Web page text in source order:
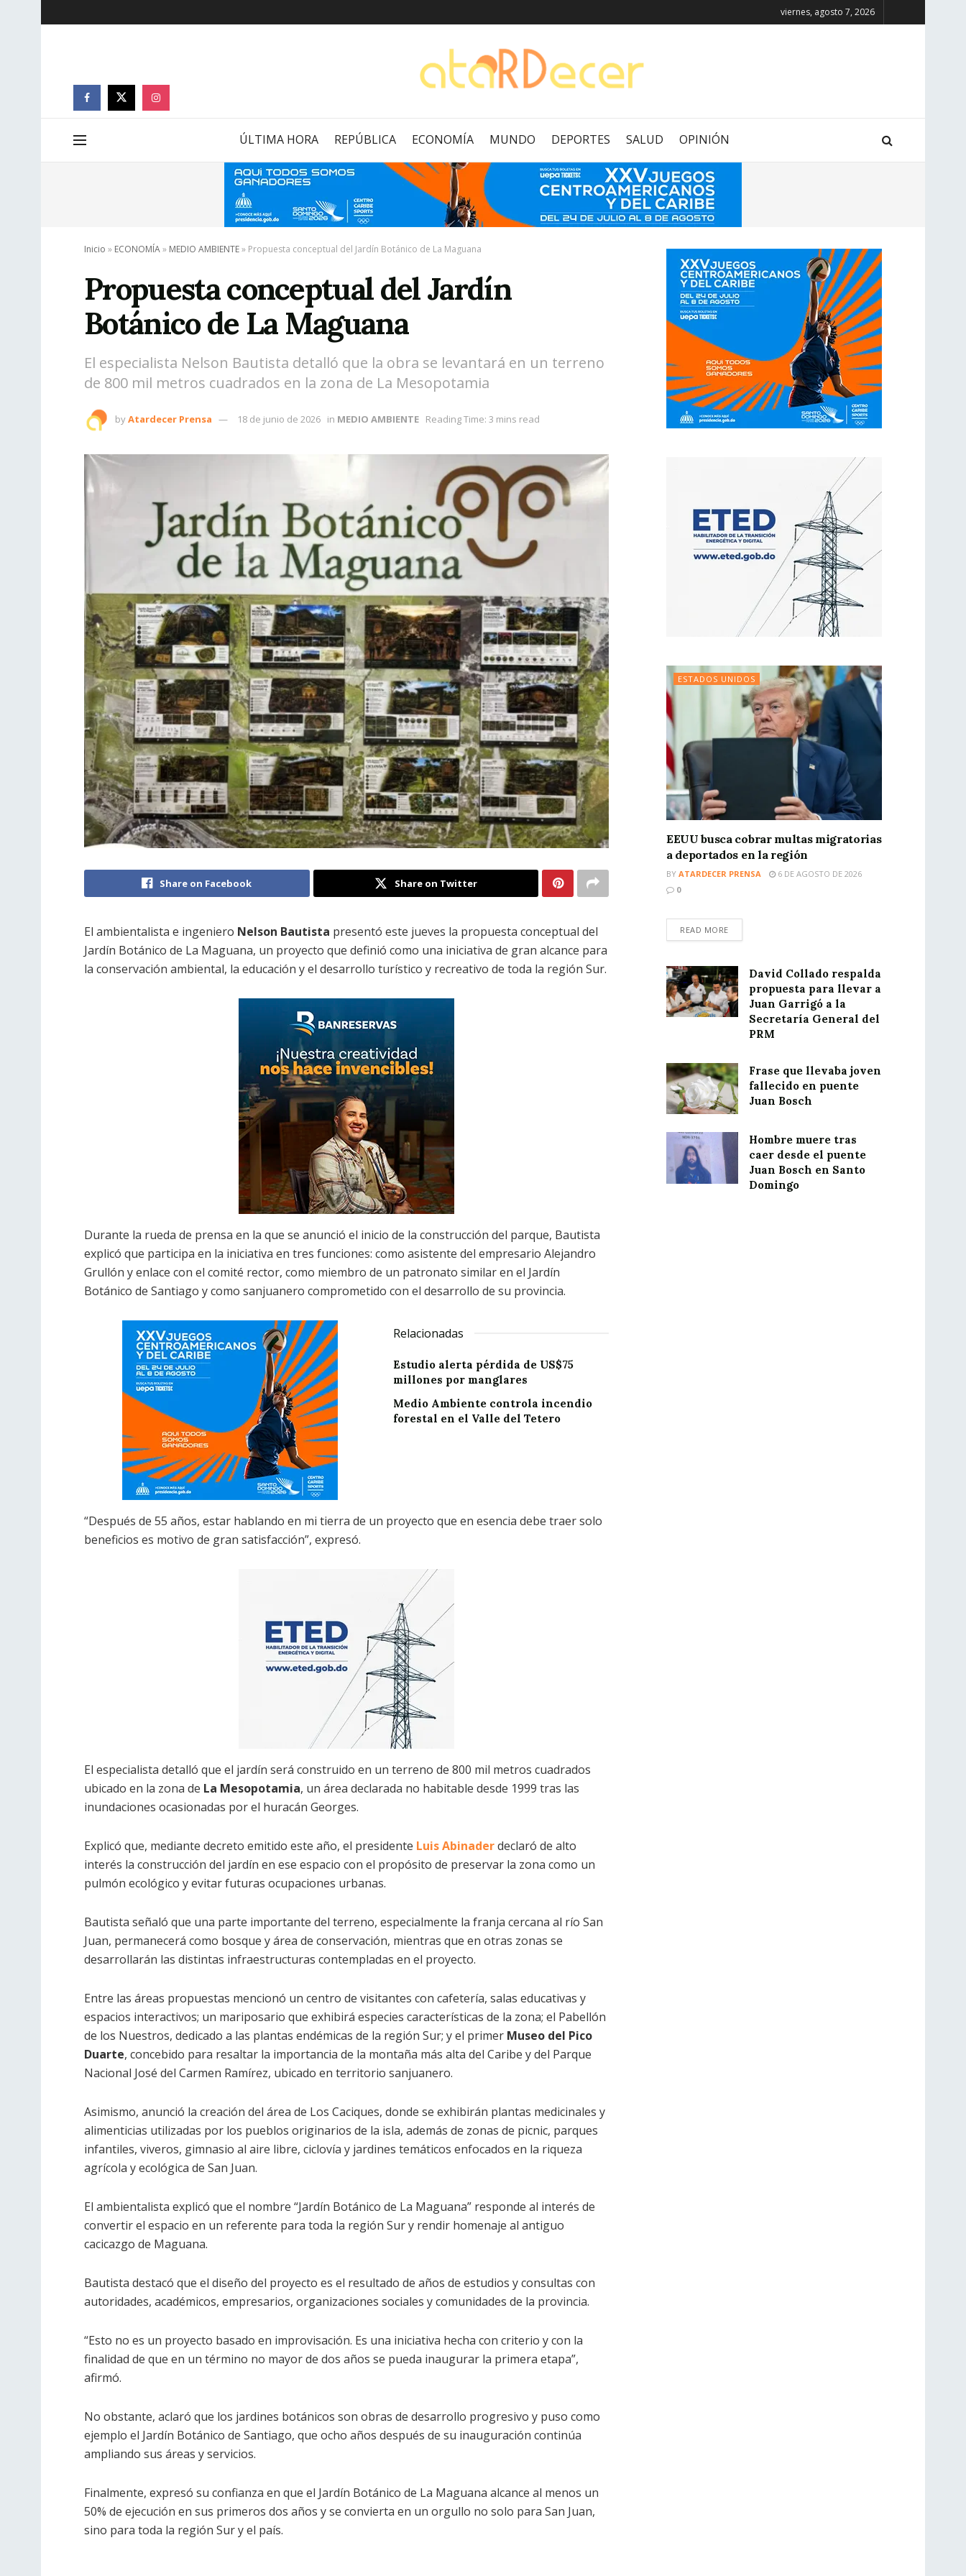
viernes, agosto 7, 2026
ÚLTIMA HORA REPÚBLICA ECONOMÍA MUNDO DEPORTES SALUD OPINIÓN
Inicio » ECONOMÍA» MEDIO AMBIENTE» Propuesta conceptual del Jardín Botánico de La Maguana
Propuesta conceptual del Jardín
Botánico de La Maguana
El especialista Nelson Bautista detalló que la obra se levantará en un terreno
de 800 mil metros cuadrados en la zona de La Mesopotamia
byAtardecer Prensa 18 de junio de 2026 in MEDIO AMBIENTE Reading Time: 3 mins read
Share on Facebook Share on Twitter
El ambientalista e ingeniero Nelson Bautista presentó este jueves la propuesta conceptual del
Jardín Botánico de La Maguana, un proyecto que definió como una iniciativa de gran alcance para
la conservación ambiental, la educación y el desarrollo turístico y recreativo de toda la región Sur.
Durante la rueda de prensa en la que se anunció el inicio de la construcción del parque, Bautista
explicó que participa en la iniciativa en tres funciones: como asistente del empresario Alejandro
Grullón y enlace con el comité rector, como miembro de un patronato similar en el Jardín
Botánico de Santiago y como sanjuanero comprometido con el desarrollo de su provincia.
Relacionadas
Estudio alerta pérdida de US$75
millones por manglares
Medio Ambiente controla incendio
forestal en el Valle del Tetero
“Después de 55 años, estar hablando en mi tierra de un proyecto que en esencia debe traer solo
beneficios es motivo de gran satisfacción”, expresó.
El especialista detalló que el jardín será construido en un terreno de 800 mil metros cuadrados
ubicado en la zona de La Mesopotamia, un área declarada no habitable desde 1999 tras las
inundaciones ocasionadas por el huracán Georges.
Explicó que, mediante decreto emitido este año, el presidente Luis Abinaderdeclaró de alto
interés la construcción del jardín en ese espacio con el propósito de preservar la zona como un
pulmón ecológico y evitar futuras ocupaciones urbanas.
Bautista señaló que una parte importante del terreno, especialmente la franja cercana al río San
Juan, permanecerá como bosque y área de conservación, mientras que en otras zonas se
desarrollarán las distintas infraestructuras contempladas en el proyecto.
Entre las áreas propuestas mencionó un centro de visitantes con cafetería, salas educativas y
espacios interactivos; un mariposario que exhibirá especies características de la zona; el Pabellón
de los Nuestros, dedicado a las plantas endémicas de la región Sur; y el primer Museo del Pico
Duarte, concebido para resaltar la importancia de la montaña más alta del Caribe y del Parque
Nacional José del Carmen Ramírez, ubicado en territorio sanjuanero.
Asimismo, anunció la creación del área de Los Caciques, donde se exhibirán plantas medicinales y
alimenticias utilizadas por los pueblos originarios de la isla, además de zonas de picnic, parques
infantiles, viveros, gimnasio al aire libre, ciclovía y jardines temáticos enfocados en la riqueza
agrícola y ecológica de San Juan.
El ambientalista explicó que el nombre “Jardín Botánico de La Maguana” responde al interés de
convertir el espacio en un referente para toda la región Sur y rendir homenaje al antiguo
cacicazgo de Maguana.
Bautista destacó que el diseño del proyecto es el resultado de años de estudios y consultas con
autoridades, académicos, empresarios, organizaciones sociales y comunidades de la provincia.
“Esto no es un proyecto basado en improvisación. Es una iniciativa hecha con criterio y con la
finalidad de que en un término no mayor de dos años se pueda inaugurar la primera etapa”,
afirmó.
No obstante, aclaró que los jardines botánicos son obras de desarrollo progresivo y puso como
ejemplo el Jardín Botánico de Santiago, que ocho años después de su inauguración continúa
ampliando sus áreas y servicios.
Finalmente, expresó su confianza en que el Jardín Botánico de La Maguana alcance al menos un
50% de ejecución en sus primeros dos años y se convierta en un orgullo no solo para San Juan,
sino para toda la región Sur y el país.
ESTADOS UNIDOS
EEUU busca cobrar multas migratorias
a deportados en la región
BY ATARDECER PRENSA
6 DE AGOSTO DE 2026
0
READ MORE
David Collado respalda
propuesta para llevar a
Juan Garrigó a la
Secretaría General del
PRM
Frase que llevaba joven
fallecido en puente
Juan Bosch
Hombre muere tras
caer desde el puente
Juan Bosch en Santo
Domingo